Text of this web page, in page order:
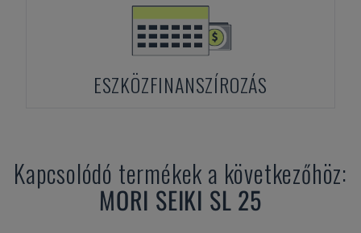
ESZKÖZFINANSZÍROZÁS
Kapcsolódó termékek a következőhöz:
MORI SEIKI SL 25